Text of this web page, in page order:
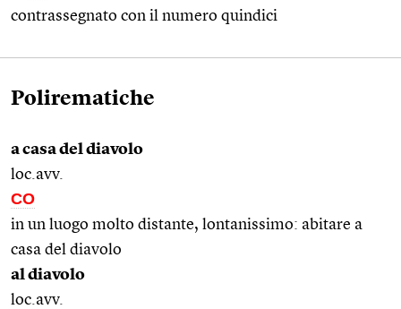
contrassegnato con il numero quindici
Polirematiche
a casa del diavolo
loc.avv.
CO
in un luogo molto distante, lontanissimo: abitare a
casa del diavolo
al diavolo
loc.avv.